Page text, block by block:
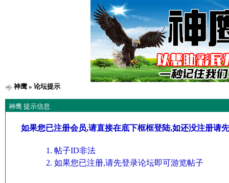
神鹰» 论坛提示
神鹰 提示信息
如果您已注册会员,请直接在底下框框登陆,如还没注册请
帖子ID非法
如果您已注册,请先登录论坛即可游览帖子